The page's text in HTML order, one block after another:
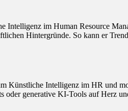
Intelligenz im Human Resource
Hintergründe. So kann er
Intelligenz im HR und
generative KI-Tools auf Herz